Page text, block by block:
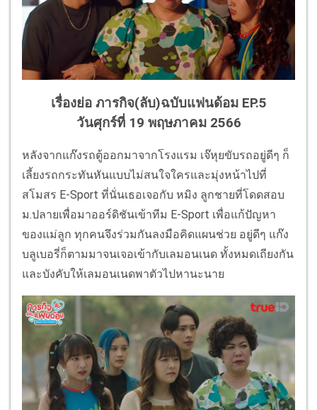
เรื่องย่อ ภารกิจ(ลับ)ฉบับแฟนด้อม EP.5
วันศุกร์ที่ 19 พฤษภาคม 2566
หลังจากแก๊งรถตู้ออกมาจากโรงแรม เจ๊หุยขับรถอยู่ดีๆ ก็
เลี้ยงรถกระทันหันแบบไม่สนใจใครและมุ่งหน้าไปที่
สโมสร E-Sport ที่นั่นเธอเจอกับ หมิง ลูกชายที่โดดสอบ
ม.ปลายเพื่อมาออร์ดิชันเข้าทีม E-Sport เพื่อแก้ปัญหา
ของแม่ลูก ทุกคนจึงร่วมกันลงมือคิดแผนช่วย อยู่ดีๆ แก๊ง
บลูเบอรี่ก็ตามมาจนเจอเข้ากับเลมอนเนด ทั้งหมดเถียงกัน
และบังคับให้เลมอนเนดพาตัวไปหานะนาย